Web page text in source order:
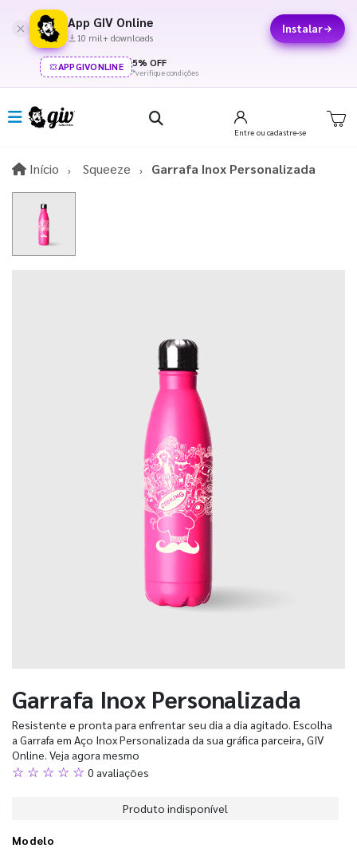
App GIV Online
10 mil+ downloads
Instalar
APPGIVONLINE 5% OFF
*verifique condições
Entre ou cadastre-se
Início InícioSqueeze Garrafa Inox Personalizada
Garrafa Inox Personalizada
Resistente e pronta para enfrentar seu dia a dia agitado. Escolha
a Garrafa em Aço Inox Personalizada da sua gráfica parceira, GIV
Online. Veja agora mesmo
☆ ☆ ☆ ☆ ☆ 0 avaliações
Produto indisponível
Modelo